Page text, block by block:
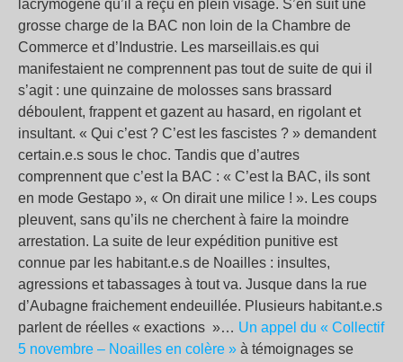
lacrymogène qu’il a reçu en plein visage. S’en suit une
grosse charge de la BAC non loin de la Chambre de
Commerce et d’Industrie. Les marseillais.es qui
manifestaient ne comprennent pas tout de suite de qui il
s’agit : une quinzaine de molosses sans brassard
déboulent, frappent et gazent au hasard, en rigolant et
insultant. « Qui c’est ? C’est les fascistes ? » demandent
certain.e.s sous le choc. Tandis que d’autres
comprennent que c’est la BAC : « C’est la BAC, ils sont
en mode Gestapo », « On dirait une milice ! ». Les coups
pleuvent, sans qu’ils ne cherchent à faire la moindre
arrestation. La suite de leur expédition punitive est
connue par les habitant.e.s de Noailles : insultes,
agressions et tabassages à tout va. Jusque dans la rue
d’Aubagne fraichement endeuillée. Plusieurs habitant.e.s
parlent de réelles « exactions »… Un appel du « Collectif
5 novembre – Noailles en colère » à témoignages se